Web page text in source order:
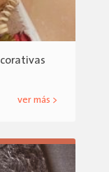
ver más >